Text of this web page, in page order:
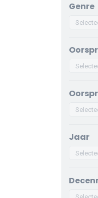
Genre
Jaar